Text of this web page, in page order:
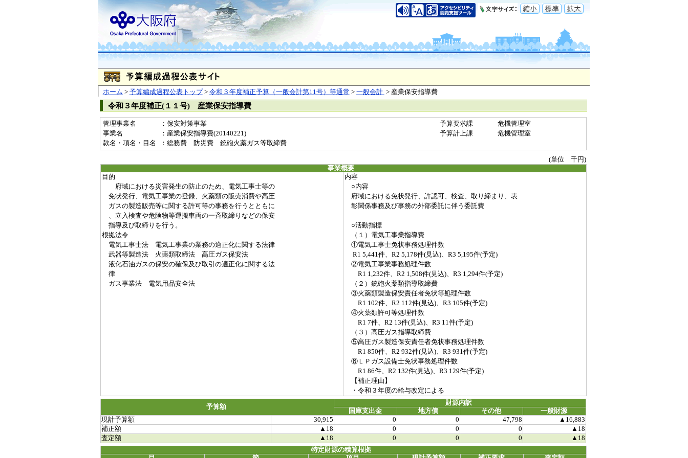
ホーム > 予算編成過程公表トップ> 令和３年度補正予算（一般会計第11号）等通常 > 一般会計 > 産業保安指導費
令和３年度補正(１１号) 産業保安指導費
管理事業名 ：保安対策事業 予算要求課
危機管理室
事業名
：産業保安指導費(20140221) 予算計上課
危機管理室
款名・項名・目名
：総務費 防災費 銃砲火薬ガス等取締費
(単位 千円)
事業概要
目的
内容
府域における災害発生の防止のため、電気工事士等の
○内容
免状発行、電気工事業の登録、火薬類の販売消費や高圧
府域における免状発行、許認可、検査、取り締まり、表
ガスの製造販売等に関する許可等の事務を行うとともに
彰関係事務及び事務の外部委託に伴う委託費
、立入検査や危険物等運搬車両の一斉取締りなどの保安
指導及び取締りを行う。
○活動指標
根拠法令
（１）電気工事業指導費
電気工事士法 電気工事業の業務の適正化に関する法律
①電気工事士免状事務処理件数
武器等製造法 火薬類取締法 高圧ガス保安法
R1 5,441件、R2 5,178件(見込)、R3 5,195件(予定)
液化石油ガスの保安の確保及び取引の適正化に関する法
②電気工事業事務処理件数
律
R1 1,232件、R2 1,508件(見込)、R3 1,294件(予定)
ガス事業法 電気用品安全法
（２）銃砲火薬類指導取締費
③火薬類製造保安責任者免状等処理件数
R1 102件、R2 112件(見込)、R3 105件(予定)
④火薬類許可等処理件数
R1 7件、R2 13件(見込)、R3 11件(予定)
（３）高圧ガス指導取締費
⑤高圧ガス製造保安責任者免状事務処理件数
R1 850件、R2 932件(見込)、R3 931件(予定)
⑥ＬＰガス設備士免状事務処理件数
R1 86件、R2 132件(見込)、R3 129件(予定)
【補正理由】
・令和３年度の給与改定による
予算額
財源内訳
国庫支出金
地方債 その他
一般財源
現計予算額
30,915 0 0 47,798
▲16,883
補正額
▲18 0 0 0
▲18
査定額
▲18 0 0 0
▲18
特定財源の積算根拠